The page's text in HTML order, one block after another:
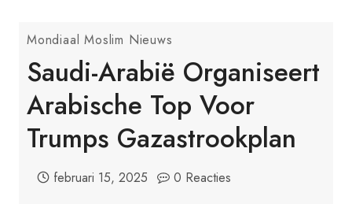
Mondiaal Moslim Nieuws
Saudi-Arabië Organiseert
Arabische Top Voor
Trumps Gazastrookplan
februari 15, 2025 0 Reacties